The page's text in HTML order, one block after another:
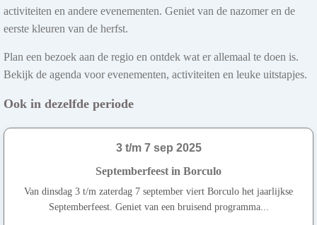
activiteiten en andere evenementen. Geniet van de nazomer en de
eerste kleuren van de herfst.
Plan een bezoek aan de regio en ontdek wat er allemaal te doen is.
Bekijk de agenda voor evenementen, activiteiten en leuke uitstapjes.
Ook in dezelfde periode
3 t/m 7 sep 2025
Septemberfeest in Borculo
Van dinsdag 3 t/m zaterdag 7 september viert Borculo het jaarlijkse
Septemberfeest. Geniet van een bruisend programma...